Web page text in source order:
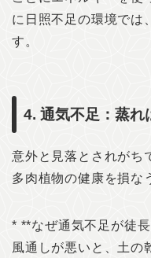
に日照不足の環境では
す。
4. 通気不足：蒸れ
意外と見落とされがち
多肉植物の健康を損な
* **なぜ通気不足が徒
風通しが悪いと、土の